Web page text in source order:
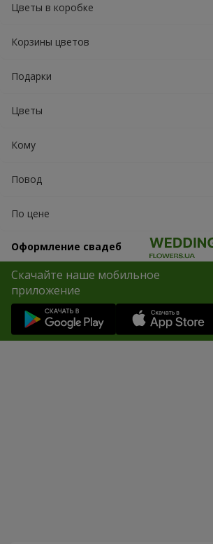
Цветы в коробке
Корзины цветов
Подарки
Цветы
Кому
Повод
По цене
Оформление свадеб
Скачайте наше мобильное
приложение